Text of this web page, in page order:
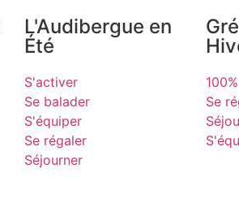
L'Audibergue en
Été
S'activer
Se balader
S'équiper
Se régaler
Séjourner
Se